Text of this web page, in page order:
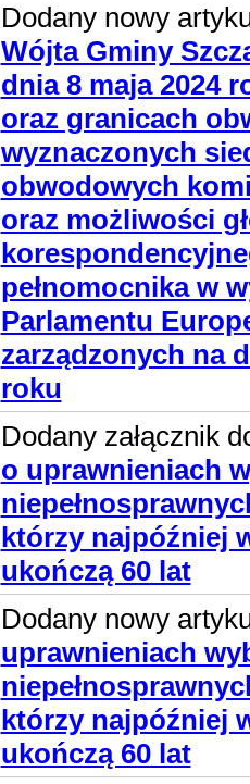
Dodany nowy
Wójta Gminy
dnia 8 maja 2024
oraz granicach
wyznaczonych
obwodowych
oraz możliwości
pełnomocnika w
Parlamentu
zarządzonych na
roku
Dodany załącznik
o uprawnieniach
którzy najpóźniej
ukończą 60 lat
Dodany nowy
uprawnieniach
którzy najpóźniej
ukończą 60 lat